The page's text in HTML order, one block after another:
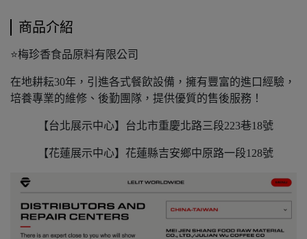
商品介紹
⭐️梅珍香食品原料有限公司
在地耕耘30年，引進各式餐飲設備，擁有豐富的進口經驗，
培養專業的維修、後勤團隊，提供優質的售後服務！
【台北展示中心】台北市重慶北路三段223巷18號
【花蓮展示中心】花蓮縣吉安鄉中原路一段128號